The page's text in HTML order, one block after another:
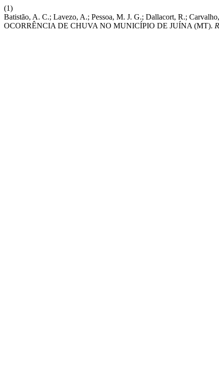
(1)
Batistão, A. C.; Lavezo, A.; Pessoa, M. J. G.; Dallacort, R.;
OCORRÊNCIA DE CHUVA NO MUNICÍPIO DE JUÍNA (MT).